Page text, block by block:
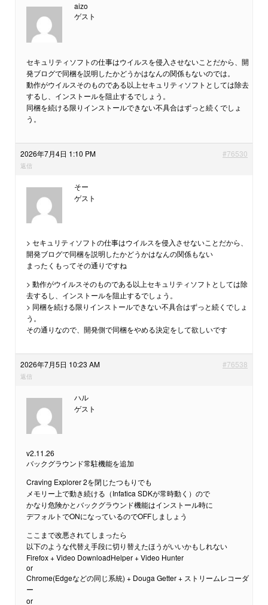
aizo
ゲスト
セキュリティソフトの仕事はウイルスを侵入させないことだから、開
発ブログで同梱を説明したかどうかはなんの関係もないのでは。
動作がウイルスそのものである以上セキュリティソフトとしては除去
するし、インストールを阻止するでしょう。
同梱を続ける限りインストールできない不具合はずっと続くでしょ
う。
2026年7月4日 1:10 PM #76530
返信
そー
ゲスト
> セキュリティソフトの仕事はウイルスを侵入させないことだから、
開発ブログで同梱を説明したかどうかはなんの関係もない
まったくもってその通りですね
> 動作がウイルスそのものである以上セキュリティソフトとしては除
去するし、インストールを阻止するでしょう。
> 同梱を続ける限りインストールできない不具合はずっと続くでしょ
う。
その通りなので、開発側で同梱をやめる決定をして欲しいです
2026年7月5日 10:23 AM #76538
返信
ハル
ゲスト
v2.11.26
バックグラウンド常駐機能を追加
Craving Explorer 2を閉じたつもりでも
メモリー上で動き続ける（Infatica SDKが常時動く）ので
かなり危険かとバックグラウンド機能はインストール時に
デフォルトでONになっているのでOFFしましょう
ここまで改悪されてしまったら
以下のような代替え手段に切り替えたほうがいいかもしれない
Firefox + Video DownloadHelper + Video Hunter
or
Chrome(Edgeなどの同じ系統) + Douga Getter + ストリームレコーダ
ー
or